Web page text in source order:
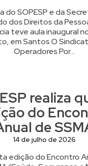
do SOPESP e da
dos Direitos da
teve aula inaugural
em Santos O
Operadores Por...
realiza
do
de
14 de julho de 2026
edição do Encontro